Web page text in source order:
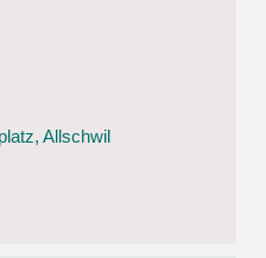
Allschwil